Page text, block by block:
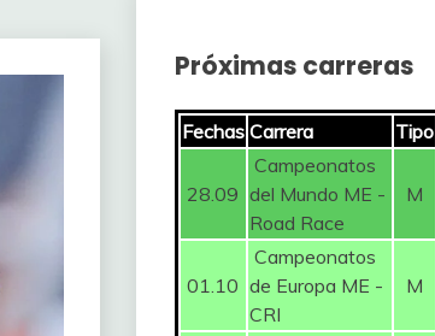
Próximas carreras
Fechas Carrera Tipo
28.09
Campeonatos
del Mundo ME -
Road Race
M
01.10
Campeonatos
de Europa ME -
CRI
M